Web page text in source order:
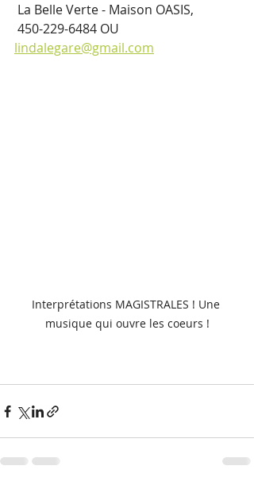
La Belle Verte - Maison OASIS,
450-229-6484 OU
lindalegare@gmail.com
Interprétations MAGISTRALES ! Une
musique qui ouvre les coeurs !